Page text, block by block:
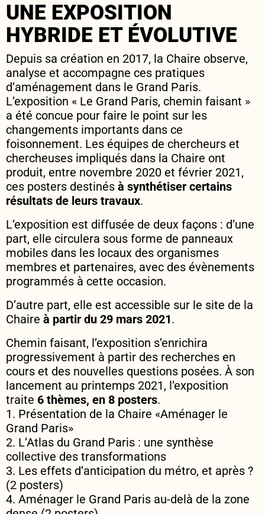
UNE EXPOSITION
HYBRIDE ET ÉVOLUTIVE
Depuis sa création en 2017, la Chaire observe,
analyse et accompagne ces pratiques
d’aménagement dans le Grand Paris.
L’exposition « Le Grand Paris, chemin faisant »
a été concue pour faire le point sur les
changements importants dans ce
foisonnement. Les équipes de chercheurs et
chercheuses impliqués dans la Chaire ont
produit, entre novembre 2020 et février 2021,
ces posters destinés à synthétiser certains
résultats de leurs travaux.
L’exposition est diffusée de deux façons : d’une
part, elle circulera sous forme de panneaux
mobiles dans les locaux des organismes
membres et partenaires, avec des évènements
programmés à cette occasion.
D’autre part, elle est accessible sur le site de la
Chaire à partir du 29 mars 2021.
Chemin faisant, l’exposition s’enrichira
progressivement à partir des recherches en
cours et des nouvelles questions posées. À son
lancement au printemps 2021, l’exposition
traite 6 thèmes, en 8 posters.
1. Présentation de la Chaire «Aménager le
Grand Paris»
2. L’Atlas du Grand Paris : une synthèse
collective des transformations
3. Les effets d’anticipation du métro, et après ?
(2 posters)
4. Aménager le Grand Paris au-delà de la zone